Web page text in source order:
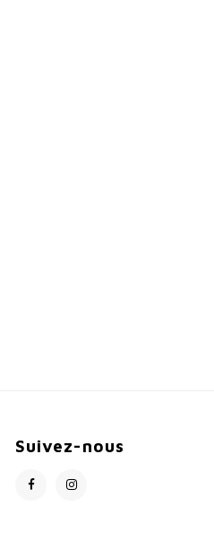
Suivez-nous